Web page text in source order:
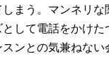
まう。マンネリ
して電話をかけ
ンとの気兼ねな